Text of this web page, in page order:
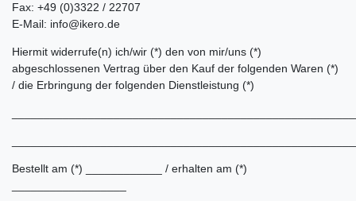
Fax: +49 (0)3322 / 22707
E-Mail: info@ikero.de
Hiermit widerrufe(n) ich/wir (*) den von mir/uns (*)
abgeschlossenen Vertrag über den Kauf der folgenden Waren (*)
/ die Erbringung der folgenden Dienstleistung (*)
Bestellt am (*) ____________ / erhalten am (*)